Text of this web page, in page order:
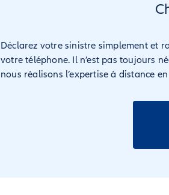
Déclarez votre sinistre simplement et
votre téléphone. Il n’est pas toujours
nous réalisons l’expertise à distance